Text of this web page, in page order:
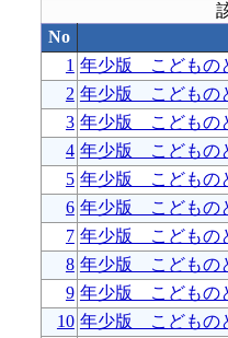
No
1 年少版 こどもの
2 年少版 こどもの
3 年少版 こどもの
4 年少版 こどもの
5 年少版 こどもの
6 年少版 こどもの
7 年少版 こどもの
8 年少版 こどもの
9 年少版 こどもの
10 年少版 こどもの